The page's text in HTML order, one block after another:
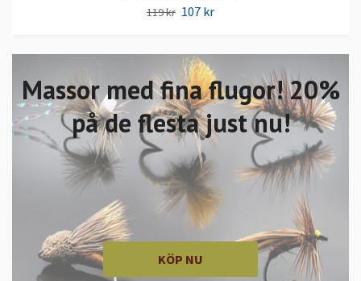
Massor med fina flugor! 20%
på de flesta just nu!
KÖP NU
119 kr 107 kr